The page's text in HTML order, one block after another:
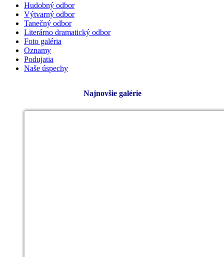
Hudobný odbor
Výtvarný odbor
Tanečný odbor
Literárno dramatický odbor
Foto galéria
Oznamy
Podujatia
Naše úspechy
Najnovšie galérie